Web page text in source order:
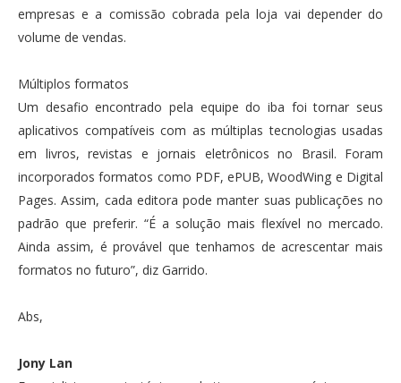
empresas e a comissão cobrada pela loja vai depender do
volume de vendas.
Múltiplos formatos
Um desafio encontrado pela equipe do iba foi tornar seus
aplicativos compatíveis com as múltiplas tecnologias usadas
em livros, revistas e jornais eletrônicos no Brasil. Foram
incorporados formatos como PDF, ePUB, WoodWing e Digital
Pages. Assim, cada editora pode manter suas publicações no
padrão que preferir. “É a solução mais flexível no mercado.
Ainda assim, é provável que tenhamos de acrescentar mais
formatos no futuro”, diz Garrido.
Abs,
Jony Lan